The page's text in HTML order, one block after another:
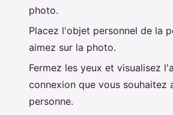
photo.
Placez l'objet personnel de la
aimez sur la photo.
Fermez les yeux et visualisez
connexion que vous souhaitez
personne.